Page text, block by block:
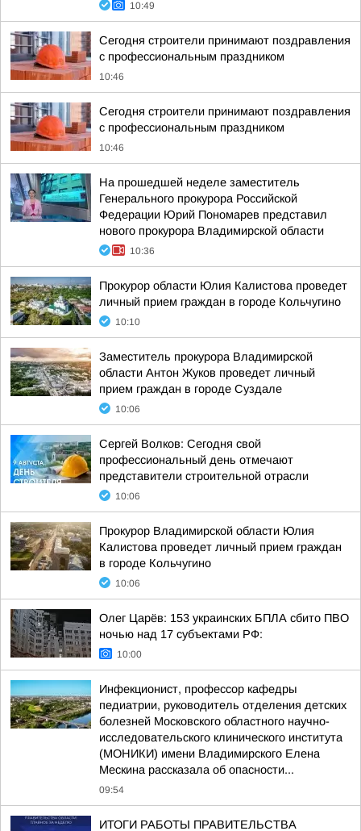
10:49
Сегодня строители принимают поздравления
с профессиональным праздником
10:46
Сегодня строители принимают поздравления
с профессиональным праздником
10:46
На прошедшей неделе заместитель
Генерального прокурора Российской
Федерации Юрий Пономарев представил
нового прокурора Владимирской области
10:36
Прокурор области Юлия Калистова проведет
личный прием граждан в городе Кольчугино
10:10
Заместитель прокурора Владимирской
области Антон Жуков проведет личный
прием граждан в городе Суздале
10:06
Сергей Волков: Сегодня свой
профессиональный день отмечают
представители строительной отрасли
10:06
Прокурор Владимирской области Юлия
Калистова проведет личный прием граждан
в городе Кольчугино
10:06
Олег Царёв: 153 украинских БПЛА сбито ПВО
ночью над 17 субъектами РФ:
10:00
Инфекционист, профессор кафедры
педиатрии, руководитель отделения детских
болезней Московского областного научно-
исследовательского клинического института
(МОНИКИ) имени Владимирского Елена
Мескина рассказала об опасности...
09:54
ИТОГИ РАБОТЫ ПРАВИТЕЛЬСТВА